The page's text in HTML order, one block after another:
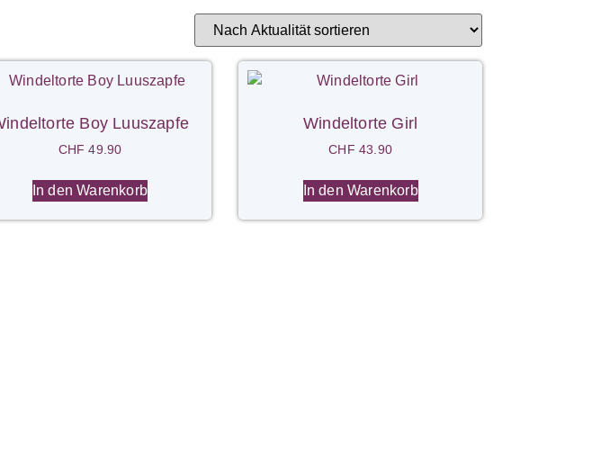
Boy Luuszapfe
CHF 49.90
In den Warenkorb
Windeltorte Girl
CHF 43.90
In den Warenkorb